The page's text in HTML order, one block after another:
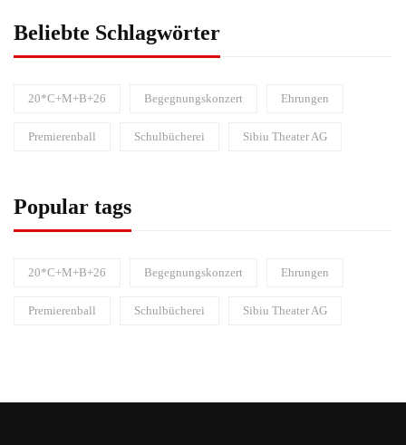
Beliebte Schlagwörter
20*C+M+B+26 Begegnungskonzert Ehrungen
Premierenball Schulbücherei Sibiu Theater AG
Popular tags
20*C+M+B+26 Begegnungskonzert Ehrungen
Premierenball Schulbücherei Sibiu Theater AG